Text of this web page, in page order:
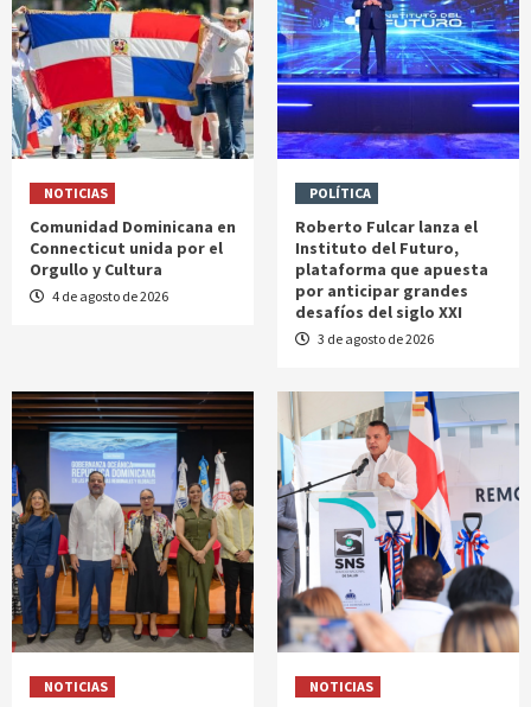
NOTICIAS
Comunidad Dominicana en
Connecticut unida por el
Orgullo y Cultura
4 de agosto de 2026
POLÍTICA
Roberto Fulcar lanza el
Instituto del Futuro,
plataforma que apuesta
por anticipar grandes
desafíos del siglo XXI
3 de agosto de 2026
NOTICIAS NOTICIAS